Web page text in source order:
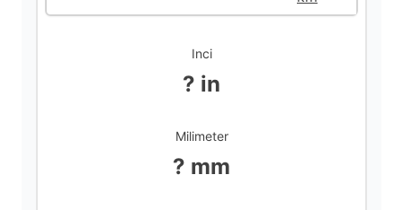
d
o
Inci
? in
Milimeter
? mm